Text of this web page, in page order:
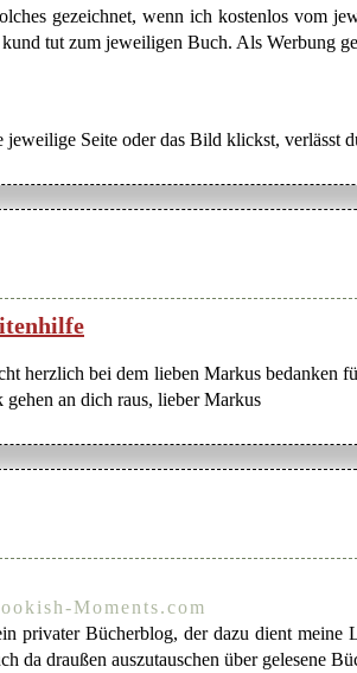
gezeichnet, wenn ich kostenlos vom
tut zum jeweiligen Buch. Als Werbung
jeweilige Seite oder das Bild klickst, verlässt
herzlich bei dem lieben Markus bedanken
gehen an dich raus, lieber Markus
Moments.com
privater Bücherblog, der dazu dient meine
da draußen auszutauschen über gelesene